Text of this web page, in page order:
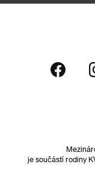
je součástí rodiny